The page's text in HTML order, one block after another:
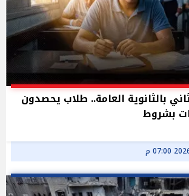
بالثانوية العامة.. طلاب يحصدون